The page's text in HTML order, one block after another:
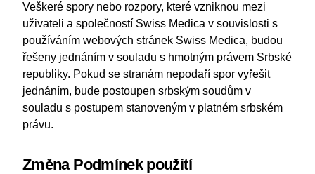
Veškeré spory nebo rozpory, které vzniknou mezi
uživateli a společností Swiss Medica v souvislosti s
používáním webových stránek Swiss Medica, budou
řešeny jednáním v souladu s hmotným právem Srbské
republiky. Pokud se stranám nepodaří spor vyřešit
jednáním, bude postoupen srbským soudům v
souladu s postupem stanoveným v platném srbském
právu.
Změna Podmínek použití